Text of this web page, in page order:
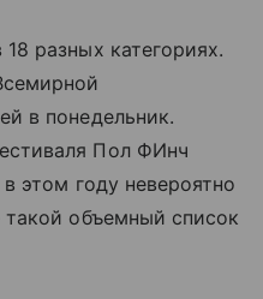
разных категориях.
в понедельник.
Пол ФИнч
этом году невероятно
объемный список